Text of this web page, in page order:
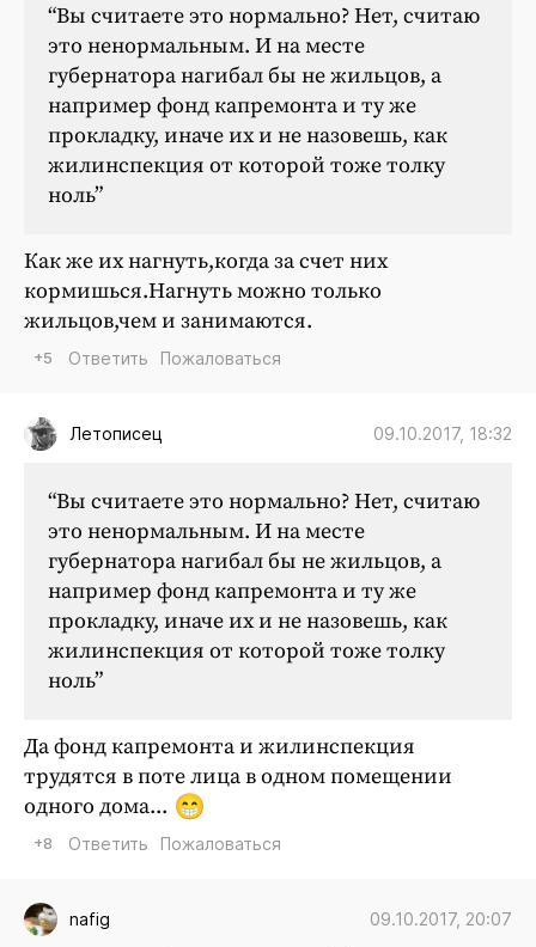
“Вы считаете это нормально? Нет, считаю
это ненормальным. И на месте
губернатора нагибал бы не жильцов, а
например фонд капремонта и ту же
прокладку, иначе их и не назовешь, как
жилинспекция от которой тоже толку
ноль”
Как же их нагнуть,когда за счет них
кормишься.Нагнуть можно только
жильцов,чем и занимаются.
+5 Ответить Пожаловаться
Летописец 09.10.2017, 18:32
“Вы считаете это нормально? Нет, считаю
это ненормальным. И на месте
губернатора нагибал бы не жильцов, а
например фонд капремонта и ту же
прокладку, иначе их и не назовешь, как
жилинспекция от которой тоже толку
ноль”
Да фонд капремонта и жилинспекция
трудятся в поте лица в одном помещении
одного дома...
+8 Ответить Пожаловаться
nafig 09.10.2017, 20:07